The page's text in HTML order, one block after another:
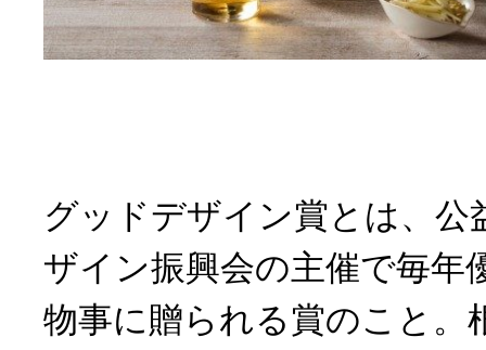
グッドデザイン賞とは、公
ザイン振興会の主催で毎年
物事に贈られる賞のこと。